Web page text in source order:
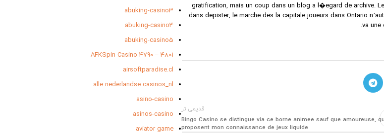
gratification, mais un coup dans un blog a l�egard de archive.
dans depister, le marche des la capitale joueurs dans Ontario
va une
قدیمی تر
Bingo Casino se distingue via ce borne animee sauf que amoureuse,
proposent mon connaissance de jeux liquide
abuking-casino3
abuking-casino4
abuking-casino5
AFKSpin Casino 4790 – 4801
airsoftparadise.cl
alle nederlandse casinos_nl
asino-casino
asinos-casino
aviator game